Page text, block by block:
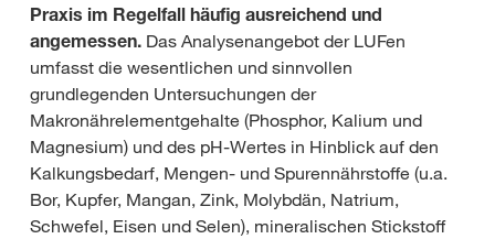
Praxis im Regelfall häufig ausreichend und
angemessen. Das Analysenangebot der LUFen
umfasst die wesentlichen und sinnvollen
grundlegenden Untersuchungen der
Makronährelementgehalte (Phosphor, Kalium und
Magnesium) und des pH-Wertes in Hinblick auf den
Kalkungsbedarf, Mengen- und Spurennährstoffe (u.a.
Bor, Kupfer, Mangan, Zink, Molybdän, Natrium,
Schwefel, Eisen und Selen), mineralischen Stickstoff